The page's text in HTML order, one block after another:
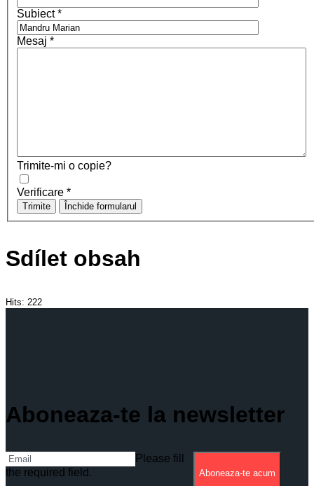
Subiect*
Mesaj *
Trimite-mi o copie?
Verificare *
Trimite Închide formularul
Sdílet obsah
Hits: 222
Aboneaza-te la newsletter
Please fill
the required field.
Aboneaza-te acum